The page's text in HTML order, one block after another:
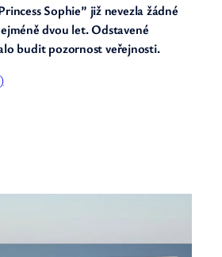
Sophie” již nevezla žádné
dvou let. Odstavené
budit pozornost veřejnosti.